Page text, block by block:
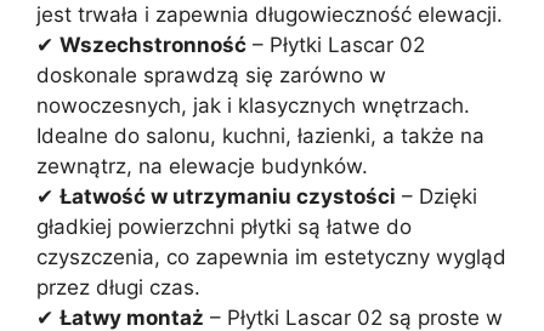
jest trwała i zapewnia długowieczność elewacji.
✔ Wszechstronność – Płytki Lascar 02
doskonale sprawdzą się zarówno w
nowoczesnych, jak i klasycznych wnętrzach.
Idealne do salonu, kuchni, łazienki, a także na
zewnątrz, na elewacje budynków.
✔ Łatwość w utrzymaniu czystości – Dzięki
gładkiej powierzchni płytki są łatwe do
czyszczenia, co zapewnia im estetyczny wygląd
przez długi czas.
✔ Łatwy montaż – Płytki Lascar 02 są proste w